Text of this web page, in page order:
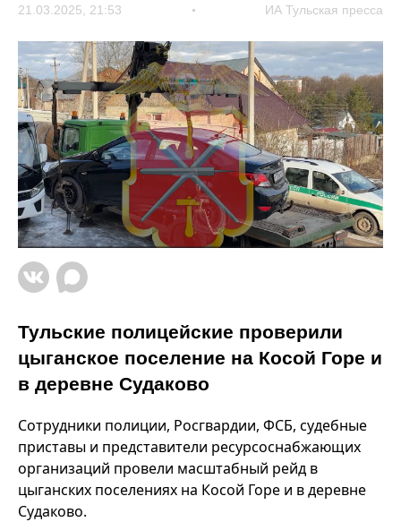
21.03.2025, 21:53 ИА Тульская пресса
Тульские полицейские проверили
цыганское поселение на Косой Горе и
в деревне Судаково
Сотрудники полиции, Росгвардии, ФСБ, судебные
приставы и представители ресурсоснабжающих
организаций провели масштабный рейд в
цыганских поселениях на Косой Горе и в деревне
Судаково.